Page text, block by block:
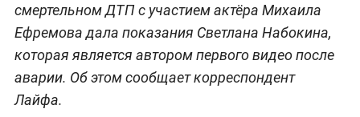
смертельном ДТП с участием актёра Михаила
Ефремова дала показания Светлана Набокина,
которая является автором первого видео после
аварии. Об этом сообщает корреспондент
Лайфа.